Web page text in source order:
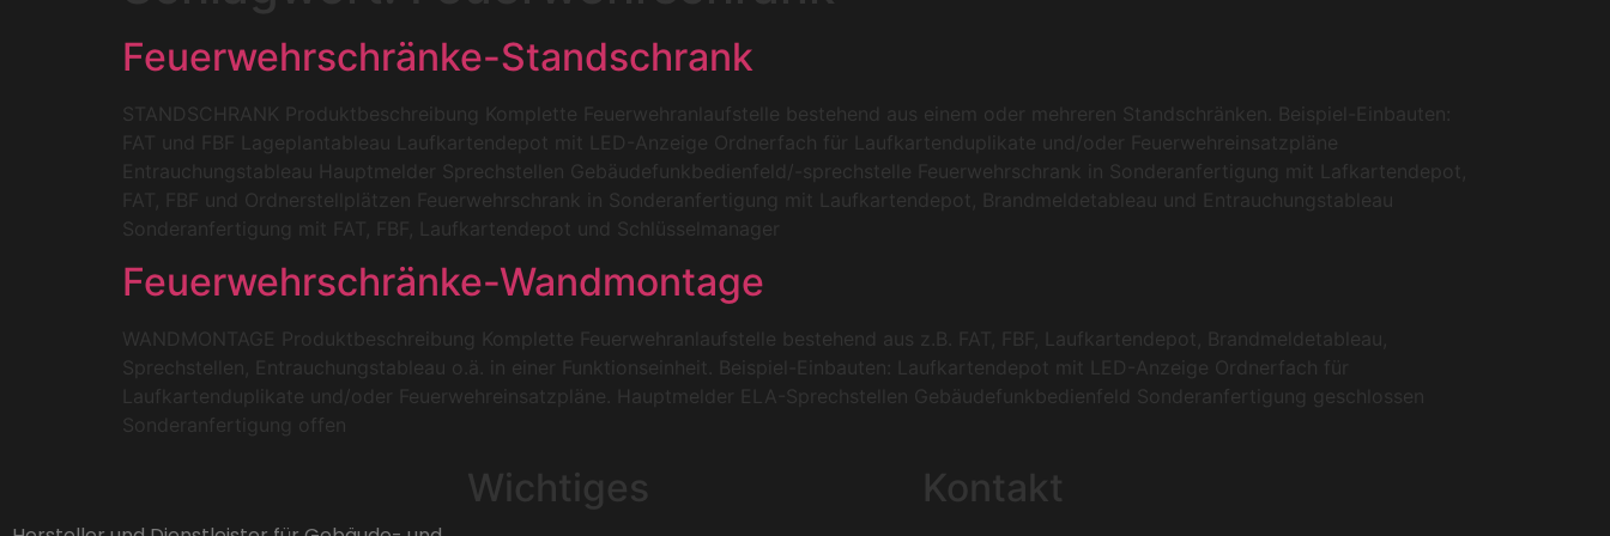
Feuerwehrschränke-Standschrank
STANDSCHRANK Produktbeschreibung Komplette Feuerwehranlaufstelle bestehend aus einem oder mehreren Standschränken. Beispiel-Einbauten:
FAT und FBF Lageplantableau Laufkartendepot mit LED-Anzeige Ordnerfach für Laufkartenduplikate und/oder Feuerwehreinsatzpläne
Entrauchungstableau Hauptmelder Sprechstellen Gebäudefunkbedienfeld/-sprechstelle Feuerwehrschrank in Sonderanfertigung mit Lafkartendepot,
FAT, FBF und Ordnerstellplätzen Feuerwehrschrank in Sonderanfertigung mit Laufkartendepot, Brandmeldetableau und Entrauchungstableau
Sonderanfertigung mit FAT, FBF, Laufkartendepot und Schlüsselmanager
Feuerwehrschränke-Wandmontage
WANDMONTAGE Produktbeschreibung Komplette Feuerwehranlaufstelle bestehend aus z.B. FAT, FBF, Laufkartendepot, Brandmeldetableau,
Sprechstellen, Entrauchungstableau o.ä. in einer Funktionseinheit. Beispiel-Einbauten: Laufkartendepot mit LED-Anzeige Ordnerfach für
Laufkartenduplikate und/oder Feuerwehreinsatzpläne. Hauptmelder ELA-Sprechstellen Gebäudefunkbedienfeld Sonderanfertigung geschlossen
Sonderanfertigung offen
Wichtiges Kontakt